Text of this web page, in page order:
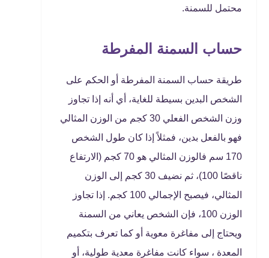
محتمل للسمنة.
حساب السمنة المفرطة
طريقة حساب السمنة المفرطة أو الحكم على
الشخص البدين بسيطة للغاية، أي أنه إذا تجاوز
وزن الشخص الفعلي 30 كجم من الوزن المثالي
فهو بالفعل بدين، فمثلاً إذا كان طول الشخص
170 سم فالوزن المثالي هو 70 كجم (الارتفاع
ناقصًا 100)، ثم نضيف 30 كجم إلى الوزن
المثالي، فيصبح الإجمالي 100 كجم. إذا تجاوز
الوزن 100، فإن الشخص يعاني من السمنة
ويحتاج إلى مفاغرة معوية أو كما تعرف بتكميم
المعدة ، سواء كانت مفاغرة معدية طولية، أو